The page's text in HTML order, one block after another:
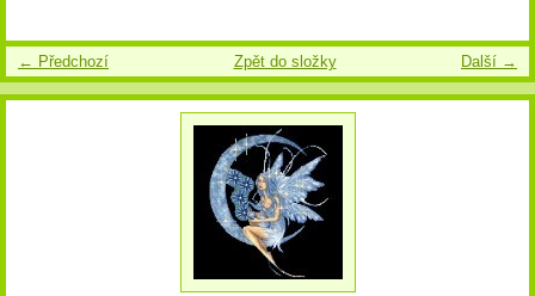
← Předchozí Další →
Zpět do složky